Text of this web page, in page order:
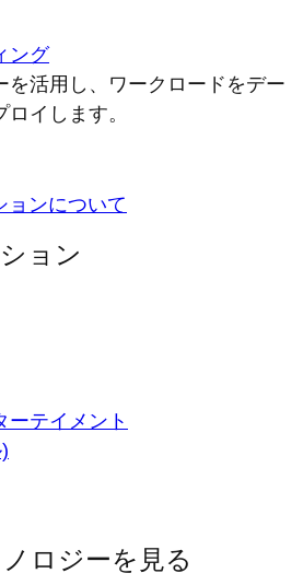
ング
を活用し、ワークロードをデー
イします。
ョンについて
ョン
ーテイメント
ロジーを見る